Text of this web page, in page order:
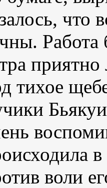
что
тихое
воли